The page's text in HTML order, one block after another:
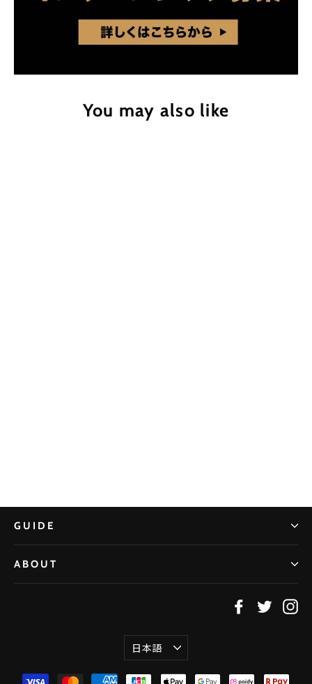
You may also like
GUIDE
ABOUT
Facebook
Twitter
言
語
日本語